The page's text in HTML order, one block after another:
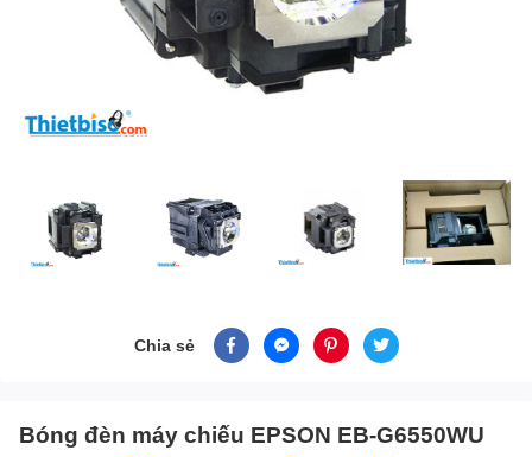
Chia sẻ
Bóng đèn máy chiếu EPSON EB-G6550WU